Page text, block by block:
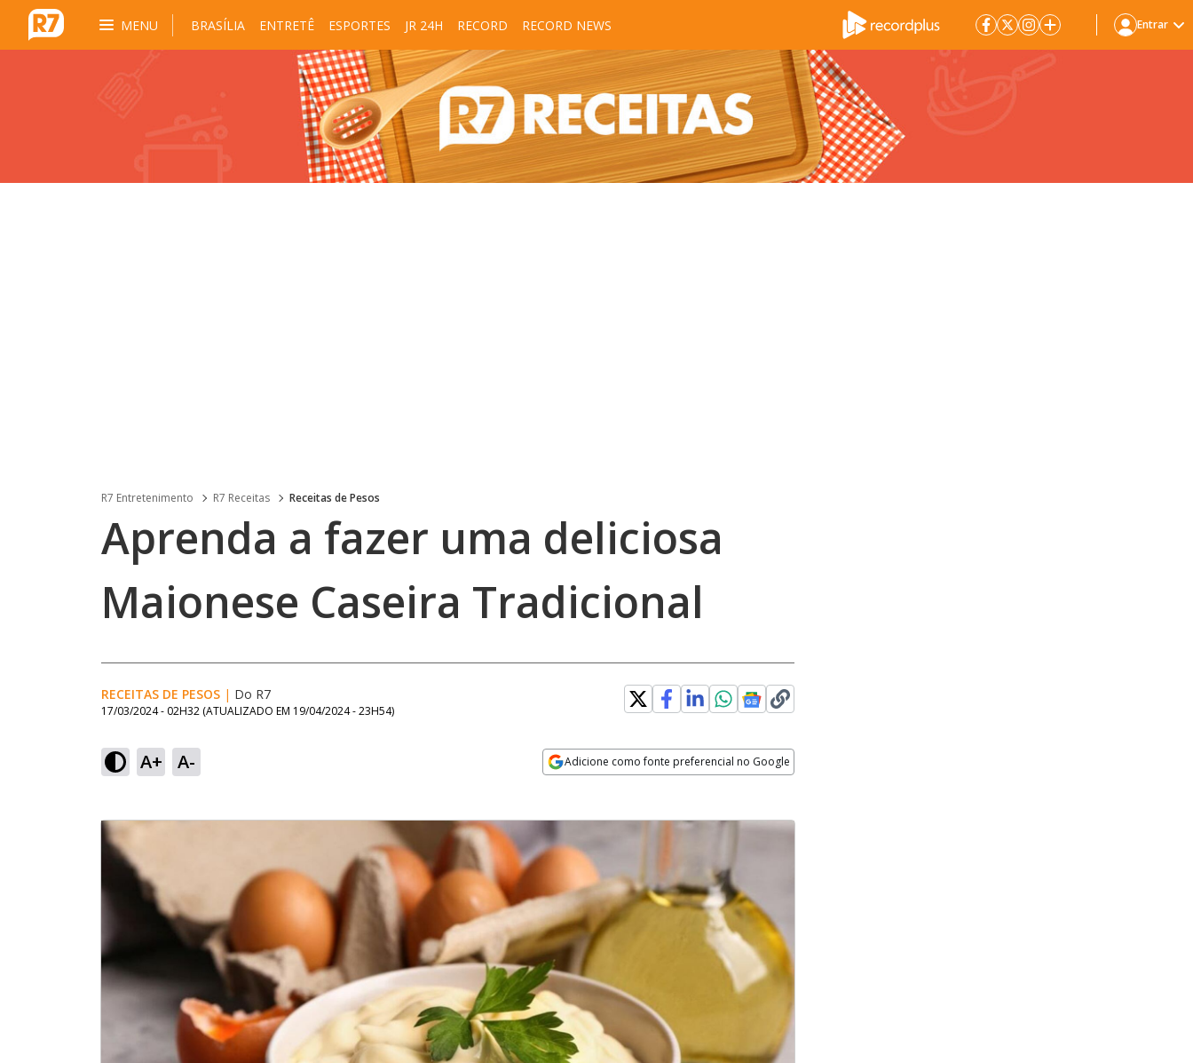
MENU BRASÍLIA ENTRETÊ ESPORTES JR 24H RECORD RECORD NEWS Entrar
R7 Entretenimento R7 Receitas Receitas de Pesos
Aprenda a fazer uma deliciosa
Maionese Caseira Tradicional
RECEITAS DE PESOS | Do R7
17/03/2024 - 02H32 (ATUALIZADO EM 19/04/2024 - 23H54)
A+ A- Adicione como fonte preferencial no Google